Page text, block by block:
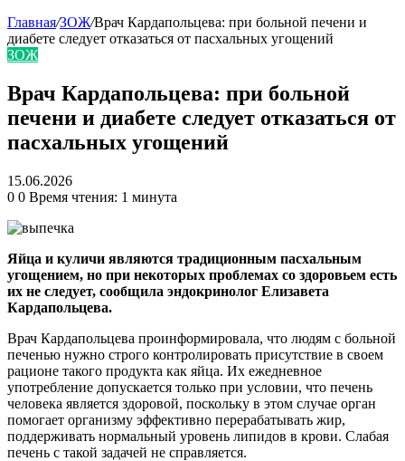
Главная/ЗОЖ/Врач Кардапольцева: при больной печени и
диабете следует отказаться от пасхальных угощений
ЗОЖ
Врач Кардапольцева: при больной
печени и диабете следует отказаться от
пасхальных угощений
15.06.2026
0 0 Время чтения: 1 минута
Яйца и куличи являются традиционным пасхальным
угощением, но при некоторых проблемах со здоровьем есть
их не следует, сообщила эндокринолог Елизавета
Кардапольцева.
Врач Кардапольцева проинформировала, что людям с больной
печенью нужно строго контролировать присутствие в своем
рационе такого продукта как яйца. Их ежедневное
употребление допускается только при условии, что печень
человека является здоровой, поскольку в этом случае орган
помогает организму эффективно перерабатывать жир,
поддерживать нормальный уровень липидов в крови. Слабая
печень с такой задачей не справляется.